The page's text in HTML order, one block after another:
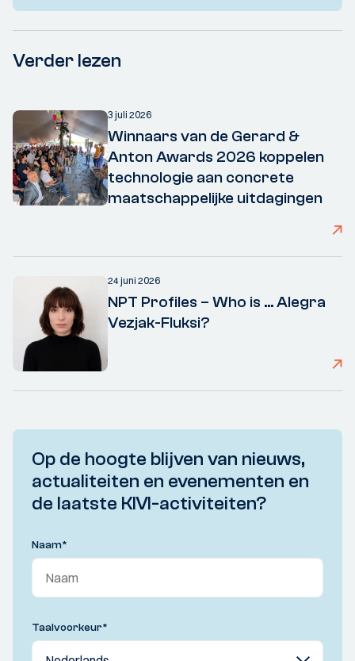
Verder lezen
3 juli 2026
Winnaars van de Gerard &
Anton Awards 2026 koppelen
technologie aan concrete
maatschappelijke uitdagingen
24 juni 2026
NPT Profiles – Who is ... Alegra
Vezjak-Fluksi?
Op de hoogte blijven van nieuws,
actualiteiten en evenementen en
de laatste KIVI-activiteiten?
Naam*
Taalvoorkeur*